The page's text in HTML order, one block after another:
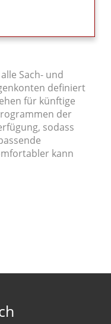
Sach- und
definiert
für künftige
der
sodass
kann